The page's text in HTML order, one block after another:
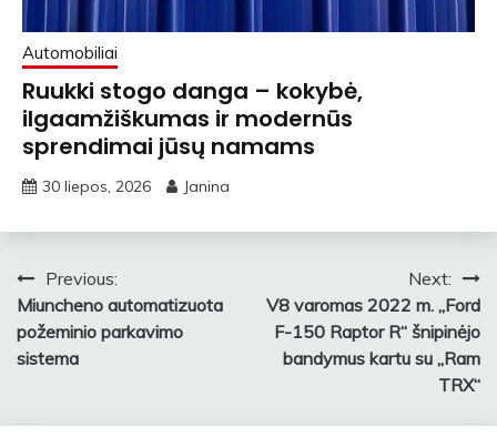
Automobiliai
Ruukki stogo danga – kokybė,
ilgaamžiškumas ir modernūs
sprendimai jūsų namams
30 liepos, 2026 Janina
Navigacija
tarp
įrašų
Previous:
Miuncheno automatizuota
požeminio parkavimo
sistema
Next:
V8 varomas 2022 m. „Ford
F-150 Raptor R“ šnipinėjo
bandymus kartu su „Ram
TRX“